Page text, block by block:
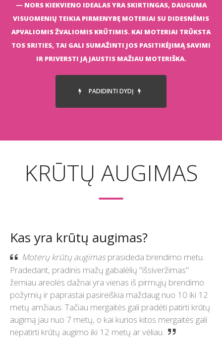
NORS KIEKVIENO IDEALAS YRA SKIRTINGAS, DAUGUMA
VISUOMENIŲ TEIKIA PIRMENYBĘ MOTERIAI SU DIDESNĖMIS
APVALIOMIS ŽVALIOMIS KRŪTIMIS. KAI MOTERIAI TRŪKSTA
TOS SRITIES, TAI GALI SUMAŽINTI JOS PASITIKĖJIMĄ SAVIMI
IR PRIVERSTI JĄ JAUSTIS MAŽIAU MOTERIŠKA.
PADIDINTI DYDĮ
KRŪTŲ AUGIMAS
Kas yra krūtų augimas?
Moterų krūtų augimasprasideda brendimo metu.
Pradedant, pradinis mažų gabalėlių "išsiveržimas"
žemiau areolės dažnai yra vienas iš pirmųjų brendimo
požymių ir paprastai pasireiškia maždaug nuo 10 iki 12
metų amžiaus. Tačiau mergaitės gali pradėti patirti krūtų
augimą jau nuo 7 metų, o kai kurios kitos mergaitės gali
nepatirti krūtų augimo iki 12 metų ar vėliau.